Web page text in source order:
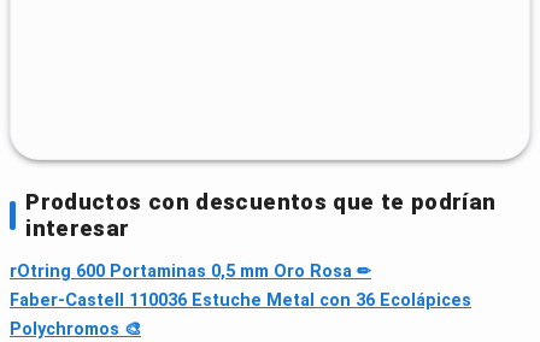
Productos con descuentos que te podrían
interesar
rOtring 600 Portaminas 0,5 mm Oro Rosa ✏
Faber-Castell 110036 Estuche Metal con 36 Ecolápices
Polychromos 🎨